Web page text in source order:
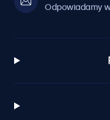
Odpowiadamy